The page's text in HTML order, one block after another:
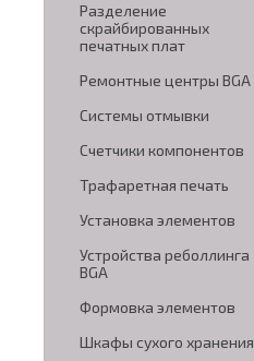
Разделение
скрайбированных
печатных плат
Ремонтные центры BGA
Системы отмывки
Счетчики компонентов
Трафаретная печать
Установка элементов
Устройства реболлинга
BGA
Формовка элементов
Шкафы сухого хранения